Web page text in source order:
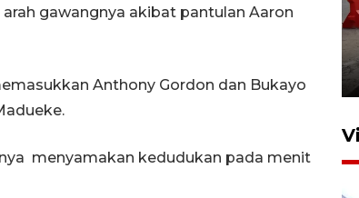
gawangnya akibat pantulan Aaron
Anthony Gordon dan Bukayo
menyamakan kedudukan pada menit